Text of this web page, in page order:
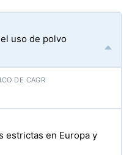
uso de polvo
estrictas en Europa y